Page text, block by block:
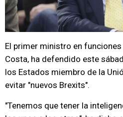
El primer ministro en
Costa, ha defendido este
los Estados miembro de la
evitar "nuevos Brexits".
"Tenemos que tener la